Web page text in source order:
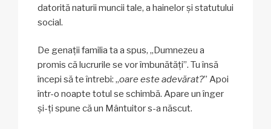
datorită naturii muncii tale, a hainelor și statutului
social.
De genații familia ta a spus, „Dumnezeu a
promis că lucrurile se vor îmbunătăți”. Tu însă
începi să te întrebi: „oare este adevărat?” Apoi
într-o noapte totul se schimbă. Apare un înger
și-ți spune că un Mântuitor s-a născut.